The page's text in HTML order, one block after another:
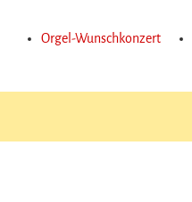
Orgel-Wunschkonzert